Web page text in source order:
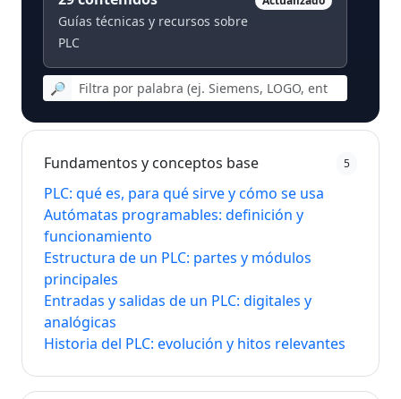
Guías técnicas y recursos sobre
PLC
🔎
Fundamentos y conceptos base 5
PLC: qué es, para qué sirve y cómo se usa
Autómatas programables: definición y
funcionamiento
Estructura de un PLC: partes y módulos
principales
Entradas y salidas de un PLC: digitales y
analógicas
Historia del PLC: evolución y hitos relevantes